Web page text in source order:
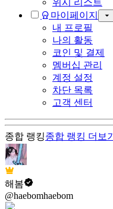
위시 리스트
마이페이지
내 프로필
나의 활동
코인 및 결제
멤버십 관리
계정 설정
차단 목록
고객 센터
종합 랭킹종합 랭킹 더보기
해봄
@haebomhaebom